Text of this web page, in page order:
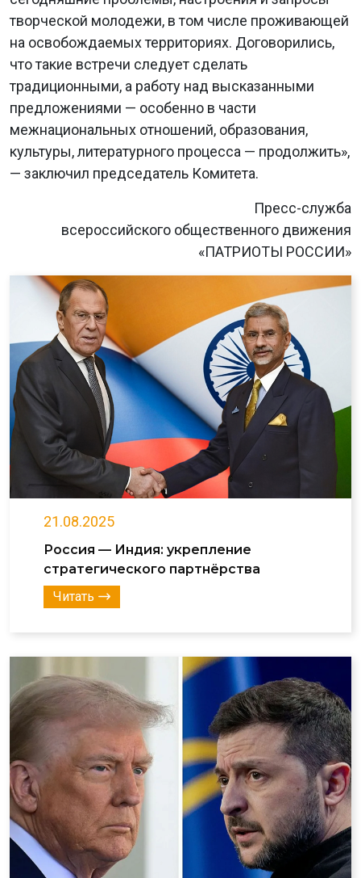
творческой молодежи, в том числе проживающей
на освобождаемых территориях. Договорились,
что такие встречи следует сделать
традиционными, а работу над высказанными
предложениями — особенно в части
межнациональных отношений, образования,
культуры, литературного процесса — продолжить»,
— заключил председатель Комитета.
Пресс-служба
всероссийского общественного движения
«ПАТРИОТЫ РОССИИ»
21.08.2025
Россия — Индия: укрепление
стратегического партнёрства
Читать